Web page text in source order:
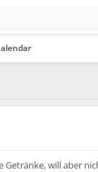
Getränke, will aber